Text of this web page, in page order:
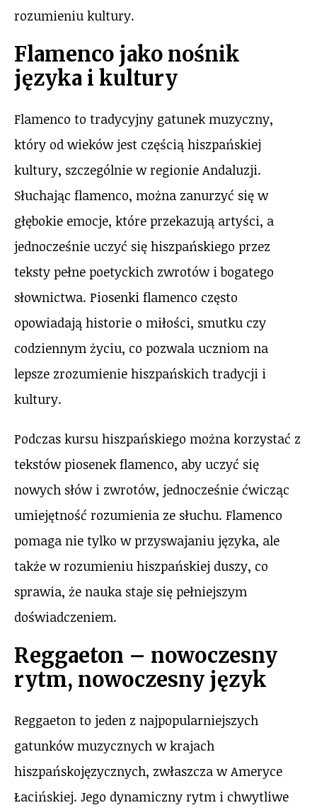
rozumieniu kultury.
Flamenco jako nośnik
języka i kultury
Flamenco to tradycyjny gatunek muzyczny,
który od wieków jest częścią hiszpańskiej
kultury, szczególnie w regionie Andaluzji.
Słuchając flamenco, można zanurzyć się w
głębokie emocje, które przekazują artyści, a
jednocześnie uczyć się hiszpańskiego przez
teksty pełne poetyckich zwrotów i bogatego
słownictwa. Piosenki flamenco często
opowiadają historie o miłości, smutku czy
codziennym życiu, co pozwala uczniom na
lepsze zrozumienie hiszpańskich tradycji i
kultury.
Podczas kursu hiszpańskiego można korzystać z
tekstów piosenek flamenco, aby uczyć się
nowych słów i zwrotów, jednocześnie ćwicząc
umiejętność rozumienia ze słuchu. Flamenco
pomaga nie tylko w przyswajaniu języka, ale
także w rozumieniu hiszpańskiej duszy, co
sprawia, że nauka staje się pełniejszym
doświadczeniem.
Reggaeton – nowoczesny
rytm, nowoczesny język
Reggaeton to jeden z najpopularniejszych
gatunków muzycznych w krajach
hiszpańskojęzycznych, zwłaszcza w Ameryce
Łacińskiej. Jego dynamiczny rytm i chwytliwe